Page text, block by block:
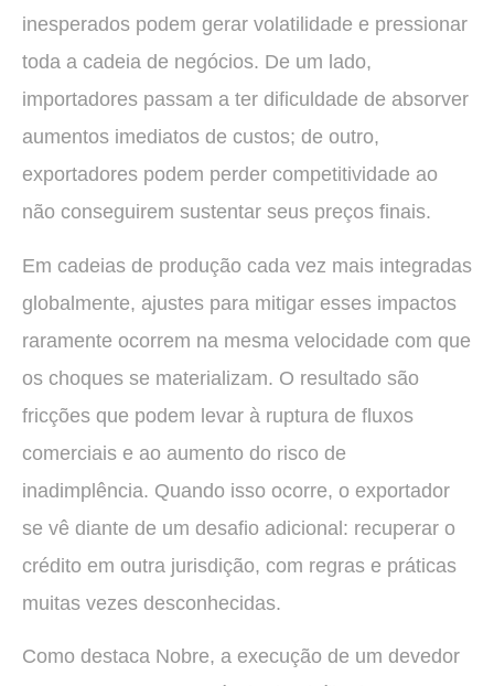
inesperados podem gerar volatilidade e pressionar
toda a cadeia de negócios. De um lado,
importadores passam a ter dificuldade de absorver
aumentos imediatos de custos; de outro,
exportadores podem perder competitividade ao
não conseguirem sustentar seus preços finais.
Em cadeias de produção cada vez mais integradas
globalmente, ajustes para mitigar esses impactos
raramente ocorrem na mesma velocidade com que
os choques se materializam. O resultado são
fricções que podem levar à ruptura de fluxos
comerciais e ao aumento do risco de
inadimplência. Quando isso ocorre, o exportador
se vê diante de um desafio adicional: recuperar o
crédito em outra jurisdição, com regras e práticas
muitas vezes desconhecidas.
Como destaca Nobre, a execução de um devedor